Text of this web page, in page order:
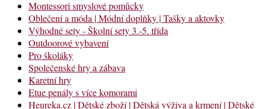
Montessori smyslové pomůcky
Oblečení a móda | Módní doplňky | Tašky a aktovky
Výhodné sety - Školní sety 3.-5. třída
Outdoorové vybavení
Pro školáky
Společenské hry a zábava
Karetní hry
Etue penály s více komorami
Heureka.cz | Dětské zboží | Dětská výživa a krmení | Dětské